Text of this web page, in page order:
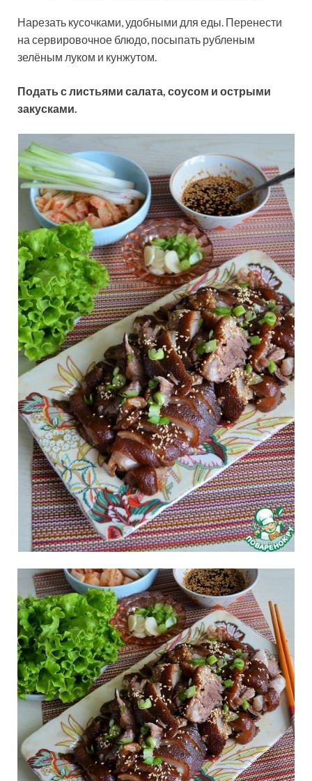
Нарезать кусочками, удобными для еды. Перенести
на сервировочное блюдо, посыпать рубленым
зелёным луком и кунжутом.
Подать с листьями салата, соусом и острыми
закусками.